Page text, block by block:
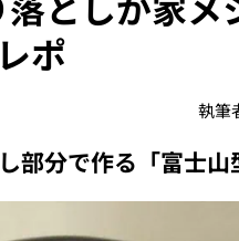
ポ
執筆
部分で作る「富士山